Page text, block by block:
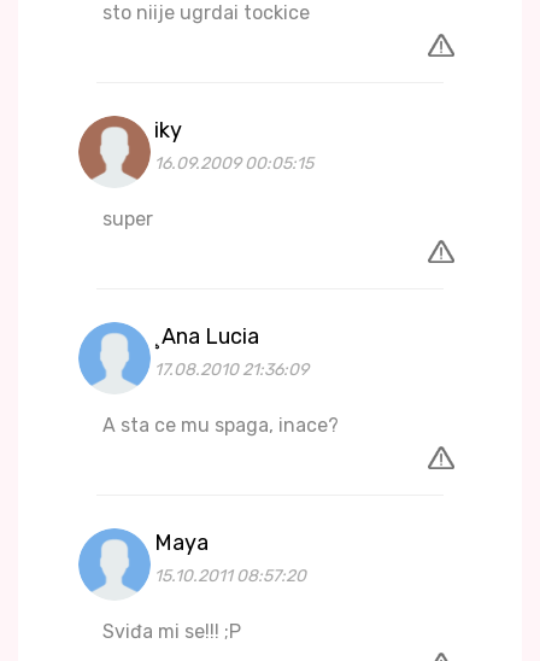
sto niije ugrdai tockice
iky
16.09.2009 00:05:15
super
¸Ana Lucia
17.08.2010 21:36:09
A sta ce mu spaga, inace?
Maya
15.10.2011 08:57:20
Sviđa mi se!!! ;P